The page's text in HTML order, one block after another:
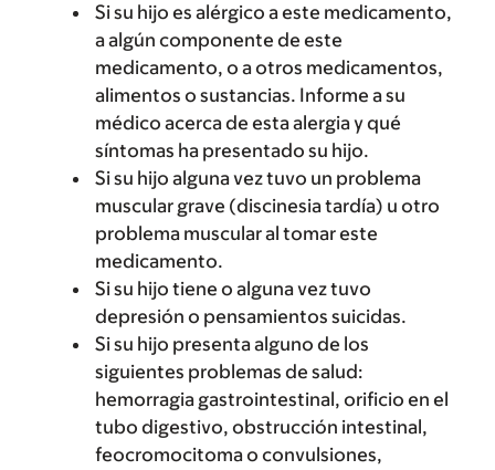
Si su hijo es alérgico a este medicamento,
a algún componente de este
medicamento, o a otros medicamentos,
alimentos o sustancias. Informe a su
médico acerca de esta alergia y qué
síntomas ha presentado su hijo.
Si su hijo alguna vez tuvo un problema
muscular grave (discinesia tardía) u otro
problema muscular al tomar este
medicamento.
Si su hijo tiene o alguna vez tuvo
depresión o pensamientos suicidas.
Si su hijo presenta alguno de los
siguientes problemas de salud:
hemorragia gastrointestinal, orificio en el
tubo digestivo, obstrucción intestinal,
feocromocitoma o convulsiones,